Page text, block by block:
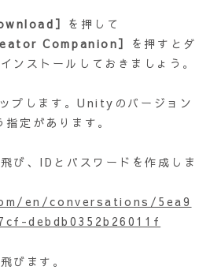
］ を押して
Companion］
を押すとダ
ンストールしておきましょう。
プします。Unityのバージョン
定があります。
び、IDとパスワードを作成しま
en/conversations/5ea9
debdb0352b26011f
びます。